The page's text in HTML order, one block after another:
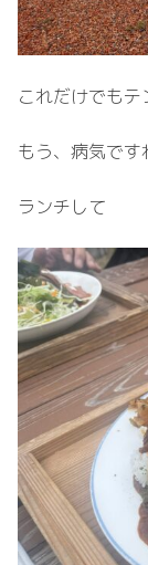
これだけでも
もう、病気です
ランチして